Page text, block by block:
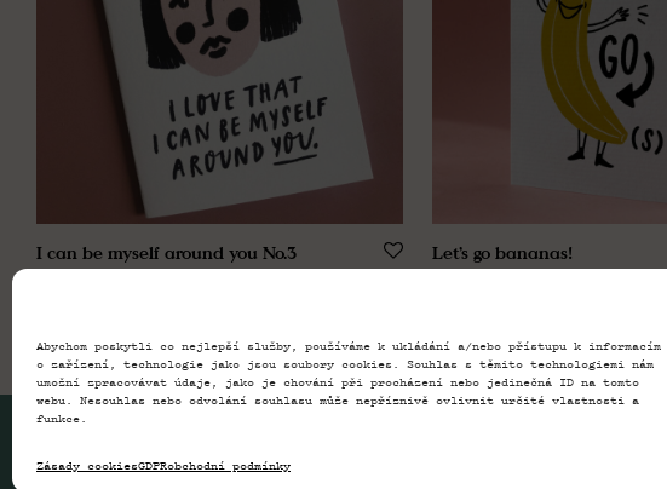
Abychom poskytli co nejlepší služby, používáme k ukládání a/nebo přístupu k informacím
o zařízení, technologie jako jsou soubory cookies. Souhlas s těmito technologiemi nám
umožní zpracovávat údaje, jako je chování při procházení nebo jedinečná ID na tomto
webu. Nesouhlas nebo odvolání souhlasu může nepříznivě ovlivnit určité vlastnosti a
funkce.
Zásady cookiesGDPRobchodní podmínky
I can be myself around you No.3
89,00Kč
Let’s go bananas!
89,00Kč